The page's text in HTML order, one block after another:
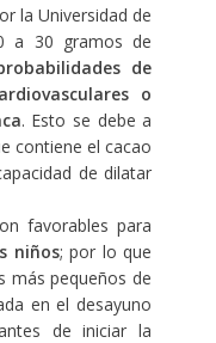
la Universidad de
a 30 gramos de
de
o
. Esto se debe a
contiene el cacao
de dilatar
favorables para
niños; por lo que
más pequeños de
en el desayuno
de iniciar la